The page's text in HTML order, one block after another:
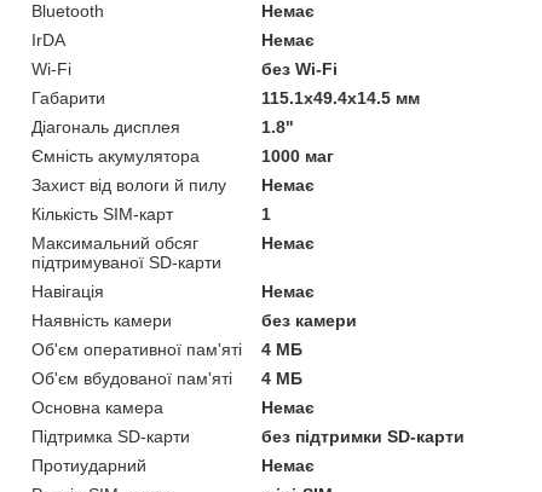
Bluetooth
Немає
IrDA
Немає
Wi-Fi
без Wi-Fi
Габарити
115.1x49.4x14.5 мм
Діагональ дисплея
1.8"
Ємність акумулятора
1000 маг
Захист від вологи й пилу
Немає
Кількість SIM-карт
1
Максимальний обсяг
підтримуваної SD-карти
Немає
Навігація
Немає
Наявність камери
без камери
Об'єм оперативної пам'яті
4 МБ
Об'єм вбудованої пам'яті
4 МБ
Основна камера
Немає
Підтримка SD-карти
без підтримки SD-карти
Протиударний
Немає